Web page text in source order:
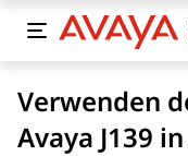
Verwenden
Avaya J139